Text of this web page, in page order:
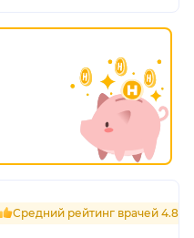
Средний рейтинг врачей 4.8